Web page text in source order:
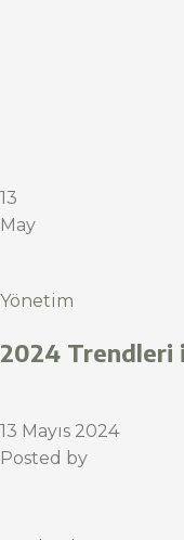
13
May
Yönetim
2024 Trendleri
13 Mayıs 2024
Posted by